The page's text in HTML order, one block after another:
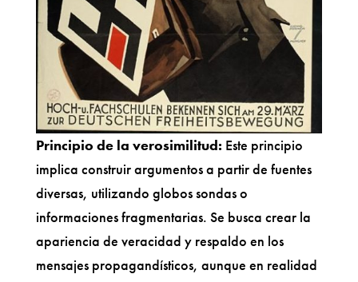
Principio de la verosimilitud: Este principio
implica construir argumentos a partir de fuentes
diversas, utilizando globos sondas o
informaciones fragmentarias. Se busca crear la
apariencia de veracidad y respaldo en los
mensajes propagandísticos, aunque en realidad